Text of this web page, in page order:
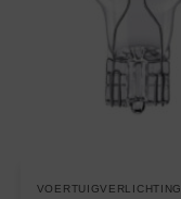
VOERTUIGVERLICHTING